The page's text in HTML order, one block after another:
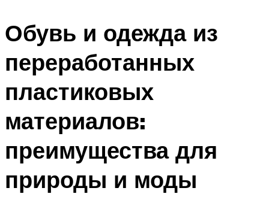
Обувь и одежда из
переработанных
пластиковых
материалов:
преимущества для
природы и моды